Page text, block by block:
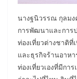
นางฐนิวรรณ กุลมง
การพัฒนาและการ
ท่องเที่ยวต่างชาติที่
และธุรกิจร้านอาห
ท่องเที่ยวเองที่มีกา